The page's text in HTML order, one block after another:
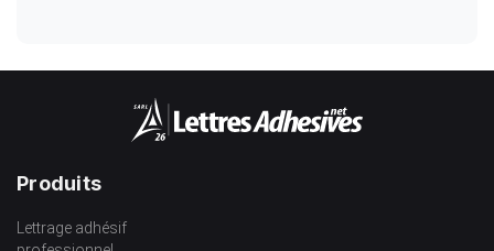
Produits
Lettrage adhésif